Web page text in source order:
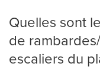
Quelles sont
de
escaliers du